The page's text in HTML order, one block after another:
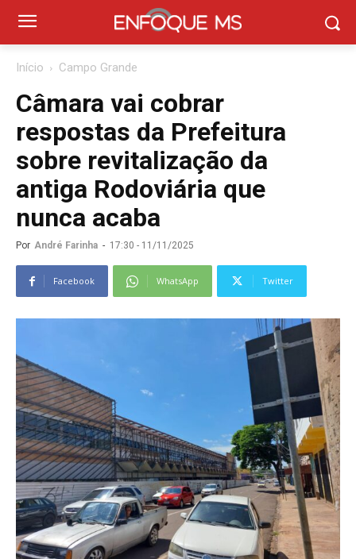
Início Campo Grande
Câmara vai cobrar
respostas da Prefeitura
sobre revitalização da
antiga Rodoviária que
nunca acaba
Por André Farinha - 17:30 - 11/11/2025
Facebook WhatsApp Twitter